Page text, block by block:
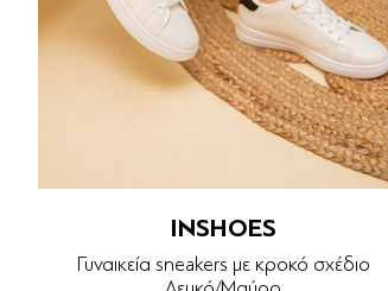
INSHOES
Γυναικεία sneakers με κροκό σχέδιο